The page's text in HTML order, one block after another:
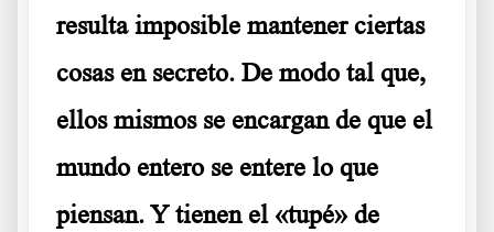
resulta imposible mantener ciertas
cosas en secreto. De modo tal que,
ellos mismos se encargan de que el
mundo entero se entere lo que
piensan. Ytienen el «tupé» de